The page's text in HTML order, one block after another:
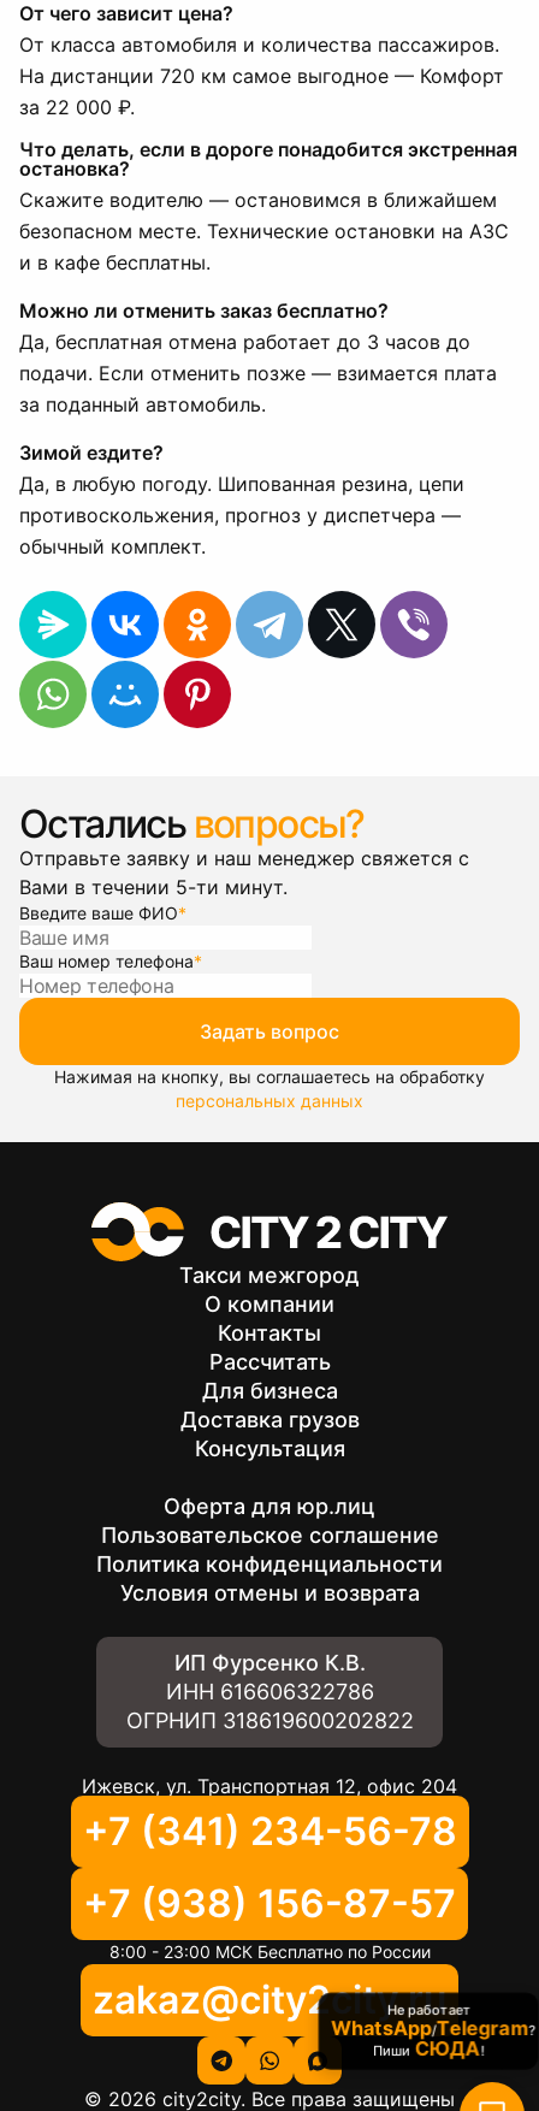
От чего зависит цена?
От класса автомобиля и количества пассажиров.
На дистанции 720 км самое выгодное — Комфорт
за 22 000 ₽.
Что делать, если в дороге понадобится экстренная
остановка?
Скажите водителю — остановимся в ближайшем
безопасном месте. Технические остановки на АЗС
и в кафе бесплатны.
Можно ли отменить заказ бесплатно?
Да, бесплатная отмена работает до 3 часов до
подачи. Если отменить позже — взимается плата
за поданный автомобиль.
Зимой ездите?
Да, в любую погоду. Шипованная резина, цепи
противоскольжения, прогноз у диспетчера —
обычный комплект.
Остались вопросы?
Отправьте заявку и наш менеджер свяжется с
Вами в течении 5-ти минут.
Введите ваше ФИО*
Ваш номер телефона*
Задать вопрос
Нажимая на кнопку, вы соглашаетесь на обработку
персональных данных
Такси межгород
О компании
Контакты
Рассчитать
Для бизнеса
Доставка грузов
Консультация
Оферта для юр.лиц
Пользовательское соглашение
Политика конфиденциальности
Условия отмены и возврата
ИП Фурсенко К.В.
ИНН 616606322786
ОГРНИП 318619600202822
Ижевск, ул. Транспортная 12, офис 204
+7 (341) 234-56-78
+7 (938) 156-87-57
8:00 - 23:00 МСК Бесплатно по России
zakaz@city2city.ru
© 2026 city2city. Все права защищены
Не работает
WhatsApp/Telegram?
Пиши СЮДА!